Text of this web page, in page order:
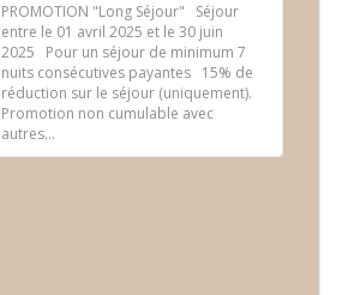
PROMOTION "Long Séjour" Séjour
entre le 01 avril 2025 et le 30 juin
2025 Pour un séjour de minimum 7
nuits consécutives payantes 15% de
réduction sur le séjour (uniquement).
Promotion non cumulable avec
autres...